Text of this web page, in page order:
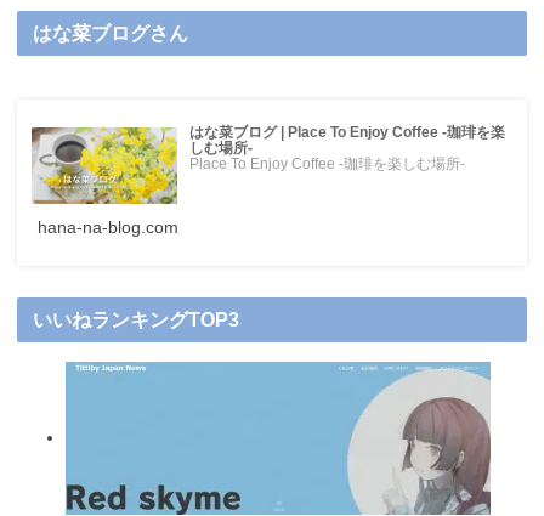
はな菜ブログさん
はな菜ブログ | Place To Enjoy Coffee -珈琲を楽
しむ場所-
Place To Enjoy Coffee -珈琲を楽しむ場所-
hana-na-blog.com
いいねランキングTOP3